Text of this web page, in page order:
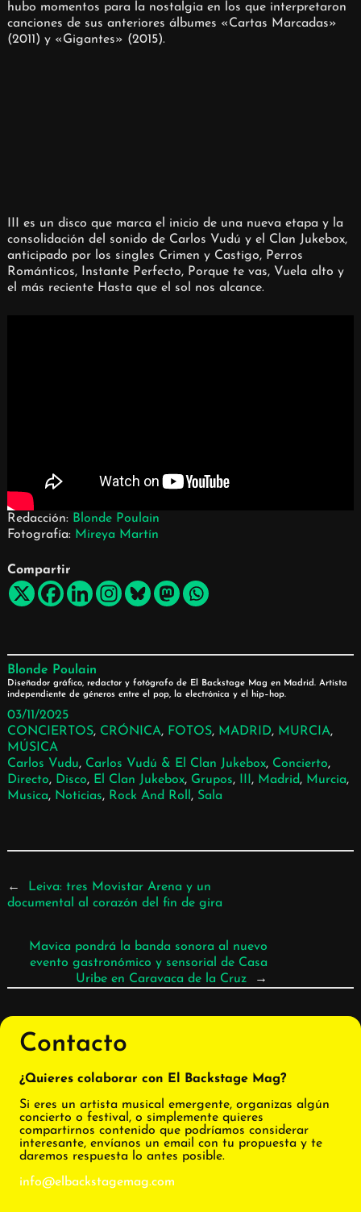
hubo momentos para la nostalgia en los que interpretaron
canciones de sus anteriores álbumes «Cartas Marcadas»
(2011) y «Gigantes» (2015).
III es un disco que marca el inicio de una nueva etapa y la
consolidación del sonido de Carlos Vudú y el Clan Jukebox,
anticipado por los singles Crimen y Castigo, Perros
Románticos, Instante Perfecto, Porque te vas, Vuela alto y
el más reciente Hasta que el sol nos alcance.
Redacción: Blonde Poulain
Fotografía: Mireya Martín
Compartir
Blonde Poulain
Diseñador gráfico, redactor y fotógrafo de El Backstage Mag en Madrid. Artista
independiente de géneros entre el pop, la electrónica y el hip–hop.
03/11/2025
CONCIERTOS, CRÓNICA, FOTOS, MADRID, MURCIA,
MÚSICA
Carlos Vudu, Carlos Vudú & El Clan Jukebox, Concierto ,
Directo, Disco, El Clan Jukebox, Grupos, III, Madrid, Murcia ,
Musica, Noticias, Rock And Roll, Sala
←
Leiva: tres Movistar Arena y un
documental al corazón del fin de gira
Mavica pondrá la banda sonora al nuevo
evento gastronómico y sensorial de Casa
Uribe en Caravaca de la Cruz
→
Contacto
¿Quieres colaborar con El Backstage Mag?
Si eres un artista musical emergente, organizas algún
concierto o festival, o simplemente quieres
compartirnos contenido que podríamos considerar
interesante, envíanos un email con tu propuesta y te
daremos respuesta lo antes posible.
info@elbackstagemag.com